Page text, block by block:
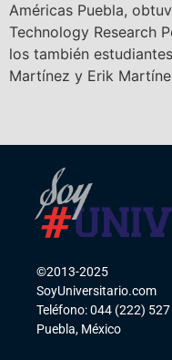
Américas Puebla,
Technology Research
los también
Martínez y Erik
©2013-2025
SoyUniversitario.com
Teléfono: 044 (222)
Puebla, México